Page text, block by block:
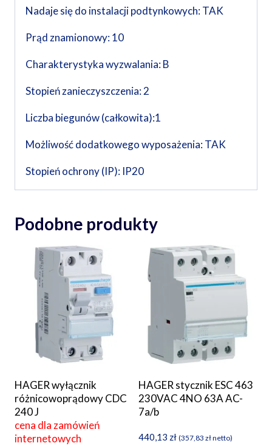
Nadaje się do instalacji podtynkowych: TAK
Prąd znamionowy: 10
Charakterystyka wyzwalania: B
Stopień zanieczyszczenia: 2
Liczba biegunów (całkowita):1
Możliwość dodatkowego wyposażenia: TAK
Stopień ochrony (IP): IP20
Podobne produkty
HAGER wyłącznik
różnicowoprądowy CDC
240 J
cena dla zamówień
internetowych
HAGER stycznik ESC 463
230VAC 4NO 63A AC-
7a/b
440,13 zł (357,83 złnetto)